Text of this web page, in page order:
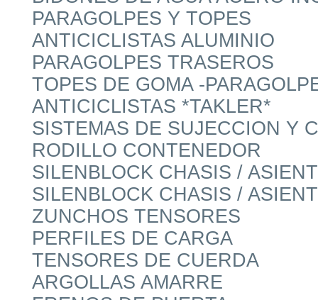
PARAGOLPES Y TOPES
ANTICICLISTAS ALUMINIO
PARAGOLPES TRASEROS
TOPES DE GOMA -
ANTICICLISTAS *TAKLER*
SISTEMAS DE SUJECCION Y
RODILLO CONTENEDOR
SILENBLOCK CHASIS /
SILENBLOCK CHASIS /
ZUNCHOS TENSORES
PERFILES DE CARGA
TENSORES DE CUERDA
ARGOLLAS AMARRE